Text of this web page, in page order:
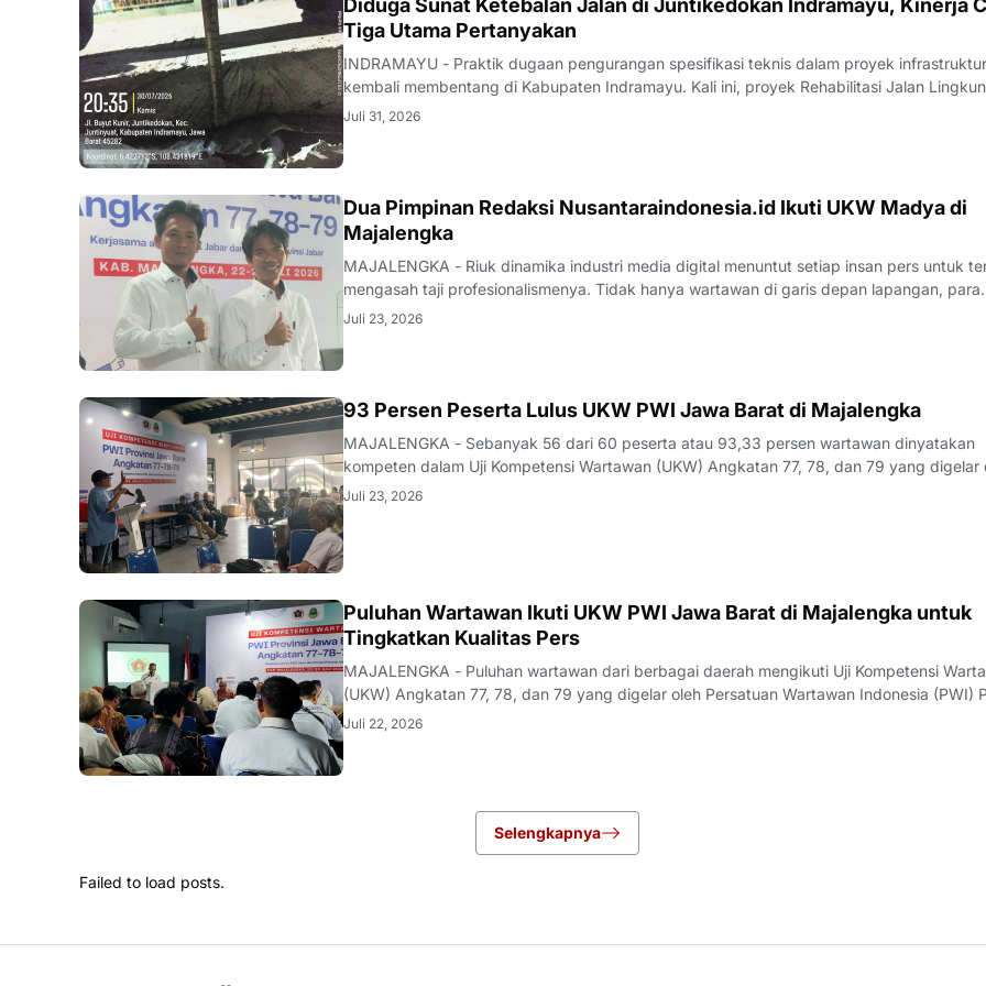
KRIMINAL
Diduga Sunat Ketebalan Jalan di Juntikedokan Indramayu, Kinerja
Tiga Utama Pertanyakan
INDRAMAYU - Praktik dugaan pengurangan spesifikasi teknis dalam proyek
kembali membentang di Kabupaten Indramayu. Kali ini, proyek Rehabilitasi Jalan
Desa Juntikedokan I, Kecamatan Juntinyuat, berada di bawah sorotan tajam lantaran
Juli 31, 2026
Dua Pimpinan Redaksi Nusantaraindonesia.id Ikuti UKW Madya di
Majalengka
MAJALENGKA - Riuk dinamika industri media digital menuntut setiap insan pers untuk
mengasah taji profesionalismenya. Tidak hanya wartawan di garis depan lapangan, para
nakhoda redaksi pun merasa perlu kembali bercermin dan menguji kapasitas diri demi
Juli 23, 2026
93 Persen Peserta Lulus UKW PWI Jawa Barat di Majalengka
MAJALENGKA - Sebanyak 56 dari 60 peserta atau 93,33 persen wartawan dinyatakan
kompeten dalam Uji Kompetensi Wartawan (UKW) Angkatan 77, 78, dan 79 yang digelar
Majalengka pada 22–23 Juli 2026.Penguji UKW, Rita, menyampaikan hasil evaluasi akhir
Juli 23, 2026
Puluhan Wartawan Ikuti UKW PWI Jawa Barat di Majalengka untuk
Tingkatkan Kualitas Pers
MAJALENGKA - Puluhan wartawan dari berbagai daerah mengikuti Uji Kompetensi
(UKW) Angkatan 77, 78, dan 79 yang digelar oleh Persatuan Wartawan Indonesia (PWI)
Jawa Barat di Majalengka, Rabu (22/7/2026).Pelaksana Tugas (Plt) Ketua PWI Jawa
Juli 22, 2026
Selengkapnya
Failed to load posts.